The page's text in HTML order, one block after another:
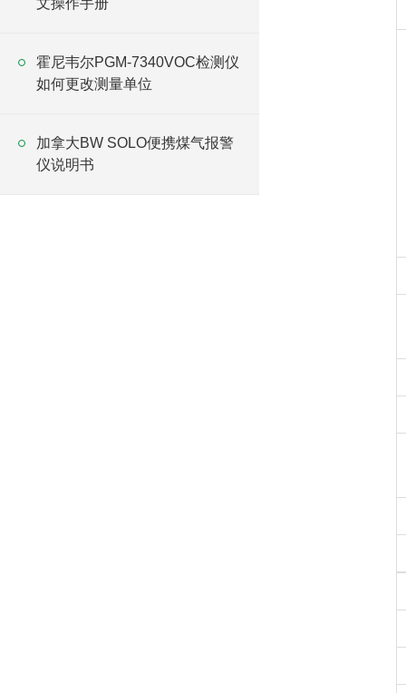
文操作手册
霍尼韦尔PGM-7340VOC检测仪
如何更改测量单位
加拿大BW SOLO便携煤气报警
仪说明书